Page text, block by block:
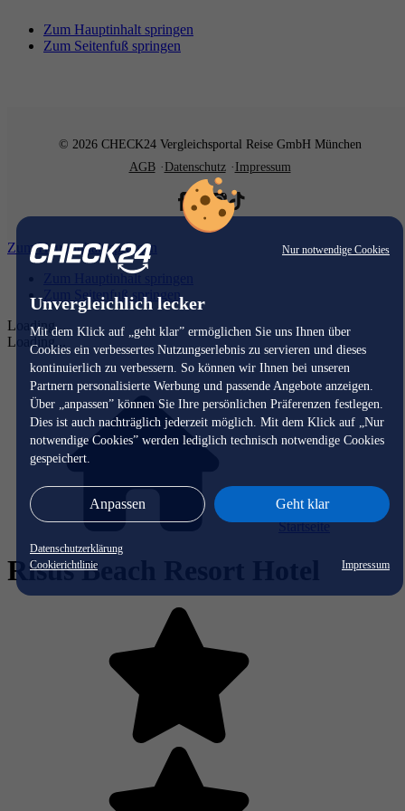
Nur notwendige Cookies
Unvergleichlich lecker
Mit dem Klick auf „geht klar” ermöglichen Sie uns Ihnen über
Cookies ein verbessertes Nutzungserlebnis zu servieren und dieses
kontinuierlich zu verbessern. So können wir Ihnen bei unseren
Partnern personalisierte Werbung und passende Angebote anzeigen.
Über „anpassen” können Sie Ihre persönlichen Präferenzen festlegen.
Dies ist auch nachträglich jederzeit möglich. Mit dem Klick auf „Nur
notwendige Cookies” werden lediglich technisch notwendige Cookies
gespeichert.
Anpassen Geht klar
Datenschutzerklärung
Cookierichtlinie
Impressum
Zum Hauptinhalt springen
Zum Seitenfuß springen
© 2026 CHECK24 Vergleichsportal Reise GmbH München
AGB
Datenschutz Impressum
Zum Hauptinhalt springen
Zum Hauptinhalt springen
Zum Seitenfuß springen
Loading...
Loading...
Startseite
Risus Beach Resort Hotel